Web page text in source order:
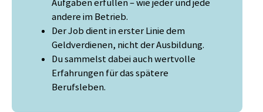
Aufgaben erfüllen – wie jeder und jede
andere im Betrieb.
Der Job dient in erster Linie dem
Geldverdienen, nicht der Ausbildung.
Du sammelst dabei auch wertvolle
Erfahrungen für das spätere
Berufsleben.